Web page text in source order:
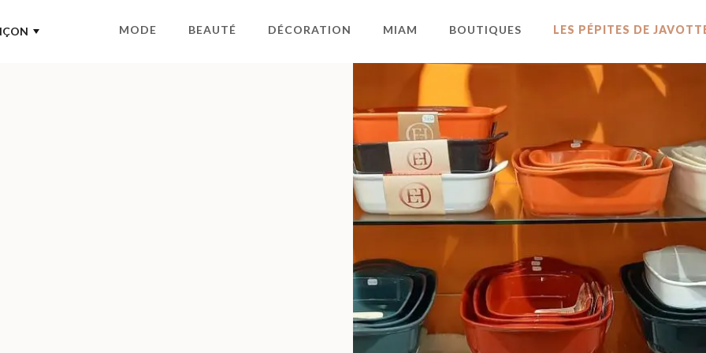
MODE BEAUTÉ DÉCORATION MIAM BOUTIQUES LES PÉPITES DE